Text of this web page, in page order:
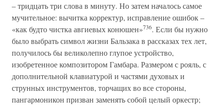
– тридцать три слова в минуту. Но затем началось самое
мучительное: вычитка корректур, исправление ошибок –
«как будто чистка авгиевых конюшен»736. Если бы нужно
было выбрать символ жизни Бальзака в рассказах тех лет,
получилось бы великолепно глупое устройство,
изобретенное композитором Гамбара. Размером с рояль, с
дополнительной клавиатурой и частями духовых и
струнных инструментов, торчащих во все стороны,
пангармоникон призван заменять собой целый оркестр;